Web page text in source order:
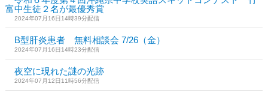
富中生徒２名が最優秀賞
2024年07月16日14時39分配信
B型肝炎患者 無料相談会 7/26（金）
2024年07月16日14時23分配信
夜空に現れた謎の光跡
2024年07月12日11時56分配信